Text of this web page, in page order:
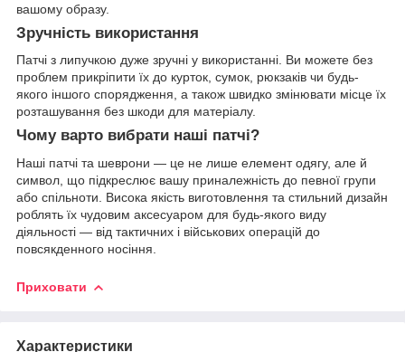
вашому образу.
Зручність використання
Патчі з липучкою дуже зручні у використанні. Ви можете без
проблем прикріпити їх до курток, сумок, рюкзаків чи будь-
якого іншого спорядження, а також швидко змінювати місце їх
розташування без шкоди для матеріалу.
Чому варто вибрати наші патчі?
Наші патчі та шеврони — це не лише елемент одягу, але й
символ, що підкреслює вашу приналежність до певної групи
або спільноти. Висока якість виготовлення та стильний дизайн
роблять їх чудовим аксесуаром для будь-якого виду
діяльності — від тактичних і військових операцій до
повсякденного носіння.
Приховати
Характеристики